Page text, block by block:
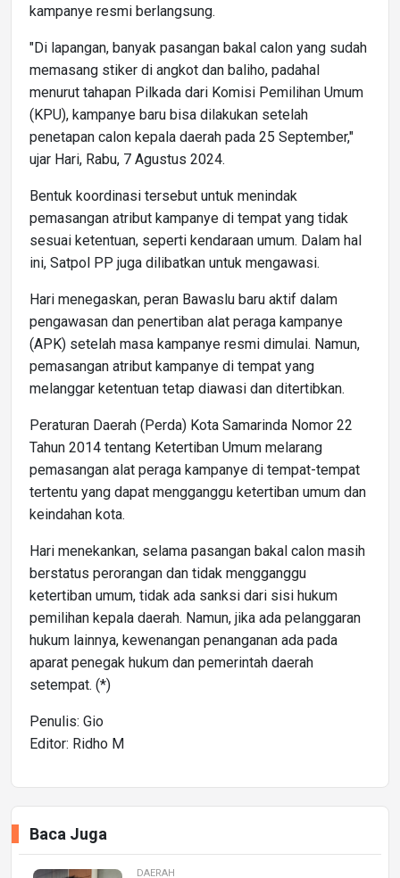
kampanye resmi berlangsung.
"Di lapangan, banyak pasangan bakal calon yang sudah
memasang stiker di angkot dan baliho, padahal
menurut tahapan Pilkada dari Komisi Pemilihan Umum
(KPU), kampanye baru bisa dilakukan setelah
penetapan calon kepala daerah pada 25 September,"
ujar Hari, Rabu, 7 Agustus 2024.
Bentuk koordinasi tersebut untuk menindak
pemasangan atribut kampanye di tempat yang tidak
sesuai ketentuan, seperti kendaraan umum. Dalam hal
ini, Satpol PP juga dilibatkan untuk mengawasi.
Hari menegaskan, peran Bawaslu baru aktif dalam
pengawasan dan penertiban alat peraga kampanye
(APK) setelah masa kampanye resmi dimulai. Namun,
pemasangan atribut kampanye di tempat yang
melanggar ketentuan tetap diawasi dan ditertibkan.
Peraturan Daerah (Perda) Kota Samarinda Nomor 22
Tahun 2014 tentang Ketertiban Umum melarang
pemasangan alat peraga kampanye di tempat-tempat
tertentu yang dapat mengganggu ketertiban umum dan
keindahan kota.
Hari menekankan, selama pasangan bakal calon masih
berstatus perorangan dan tidak mengganggu
ketertiban umum, tidak ada sanksi dari sisi hukum
pemilihan kepala daerah. Namun, jika ada pelanggaran
hukum lainnya, kewenangan penanganan ada pada
aparat penegak hukum dan pemerintah daerah
setempat. (*)
Penulis: Gio
Editor: Ridho M
Baca Juga
DAERAH